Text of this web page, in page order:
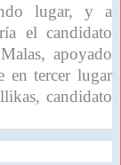
lugar, y a
el candidato
apoyado
en tercer lugar
candidato